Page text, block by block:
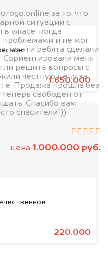
1.650.000
220.000
за то, что
ситуации с
ужасе, когда
проблемами и не мог
но эти ребята сделали
меня
решить вопросы с
честную цену за
Продажа прошла без
теперь свободен от
Спасибо вам,
спасители!))
цена 1.000.000 руб.